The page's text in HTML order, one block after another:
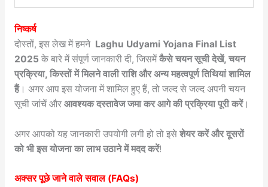
निष्कर्ष
दोस्तों, इस लेख में हमने Laghu Udyami Yojana Final List
2025 के बारे में संपूर्ण जानकारी दी, जिसमेंकैसे चयन सूची देखें, चयन
प्रक्रिया, किस्तों में मिलने वाली राशि और अन्य महत्वपूर्ण तिथियां शामिल
हैं। अगर आप इस योजना में शामिल हुए हैं, तो जल्द से जल्द अपनी चयन
सूची जांचें और आवश्यक दस्तावेज जमा कर आगे की प्रक्रिया पूरी करें।
अगर आपको यह जानकारी उपयोगी लगी हो तो इसे शेयर करें और दूसरों
को भी इस योजना का लाभ उठाने में मदद करें!
अक्सर पूछे जाने वाले सवाल (FAQs)